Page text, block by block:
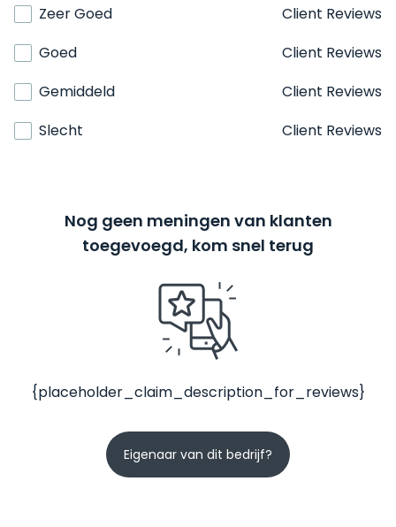
Zeer Goed
Client Reviews
Goed
Client Reviews
Gemiddeld
Client Reviews
Slecht
Client Reviews
Nog geen meningen van klanten
toegevoegd, kom snel terug
{placeholder_claim_description_for_reviews}
Eigenaar van dit bedrijf?